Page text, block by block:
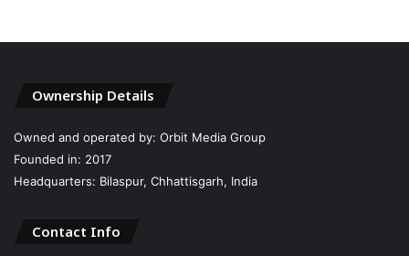
Ownership Details
Owned and operated by: Orbit Media Group
Founded in: 2017
Headquarters: Bilaspur, Chhattisgarh, India
Contact Info